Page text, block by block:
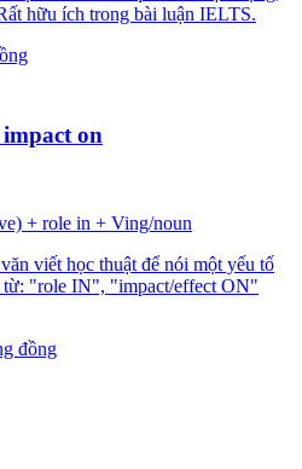
hữu ích trong bài luận IELTS.
on
+ role in + Ving/noun
viết học thuật để nói một yếu tố
"role IN", "impact/effect ON"
đồng